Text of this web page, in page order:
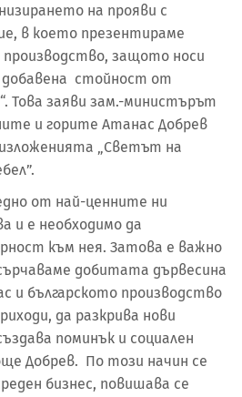
на прояви с
в което презентираме
производство, защото носи
добавена стойност от
Това заяви зам.-министърът
и горите Атанас Добрев
„Светът на
от най-ценните ни
и е необходимо да
към нея. Затова е важно
добитата дървесина
и българското производство
да разкрива нови
поминък и социален
Добрев. По този начин се
бизнес, повишава се